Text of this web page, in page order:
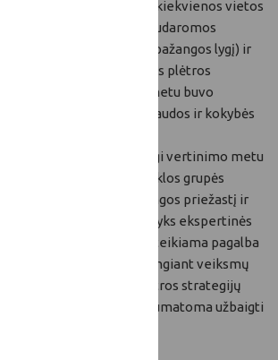
rezervas – 20 proc. kiekvienos vietos
rezervuotų lėšų, kurias sudaromos
tik pasiekus pakankamą pažangos lygį) ir
kuris skirtas toms vietos plėtros
pirminio vertinimo metu buvo
suma, nesurinkus 100 naudos ir kokybės
ir derybos, kadangi vertinimo metu
pažanga. Šios vietos veiklos grupės
įvardijo per lėtos pažangos priežastį ir
2020 m. liepos 28-30 d. vyks ekspertinės
veiklos grupėms bus teikiama pagalba
strategijas, pasirengiant veiksmų
gerinti. Vietos plėtros strategijų
tarpinį vertinimą numatoma užbaigti